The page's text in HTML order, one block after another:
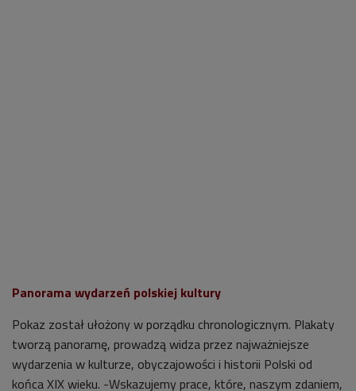
Panorama wydarzeń polskiej kultury
Pokaz został ułożony w porządku chronologicznym. Plakaty
tworzą panoramę, prowadzą widza przez najważniejsze
wydarzenia w kulturze, obyczajowości i historii Polski od
końca XIX wieku. -Wskazujemy prace, które, naszym zdaniem,